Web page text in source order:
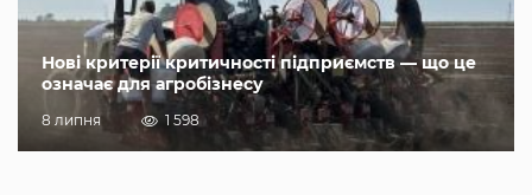
Нові критерії критичності підприємств — що це
означає для агробізнесу
8 липня 1 598